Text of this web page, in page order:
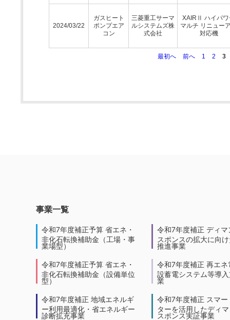
2024/03/22
ガスヒート
ポンプエア
コン
三菱重工サーマ
ルシステムズ株
式会社
XAIRⅡ ハイパワ
マルチ リニュー
対応機
最初へ 前へ 1 2 3
事業一覧
令和7年度補正予算 省エネ・
非化石転換補助金（工場・事
業場型）
令和7年度補正予算 省エネ・
非化石転換補助金（設備単位
型）
令和7年度補正 地域エネルギ
ー利用最適化・省エネルギー
診断拡充事業
令和7年度補正 ディマ
スポンスの拡大に向
推進事業
令和7年度補正 再エネ
設蓄電システム等導
業
令和7年度補正 スマー
ターを活用したディ
スポンス実証事業